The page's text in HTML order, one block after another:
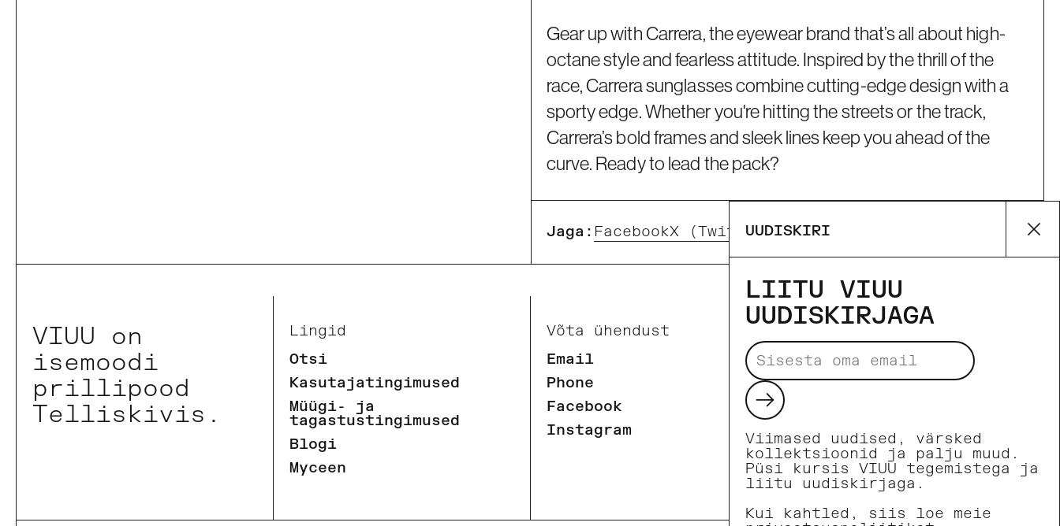
Gear up with Carrera, the eyewear brand that’s all about high-
octane style and fearless attitude. Inspired by the thrill of the
race, Carrera sunglasses combine cutting-edge design with a
sporty edge. Whether you're hitting the streets or the track,
Carrera’s bold frames and sleek lines keep you ahead of the
curve. Ready to lead the pack?
Jaga: FacebookX (Twitter)Pinterest
VIUU on
isemoodi
prillipood
Telliskivis.
Lingid
Otsi
Kasutajatingimused
Müügi- ja
tagastustingimused
Blogi
Myceen
Võta ühendust
Email
Phone
Facebook
Instagram
UUDISKIRI
LIITU VIUU
UUDISKIRJAGA
Saada
Viimased uudised, värsked
kollektsioonid ja palju muud.
Püsi kursis VIUU tegemistega ja
liitu uudiskirjaga.
Kui kahtled, siis loe meie